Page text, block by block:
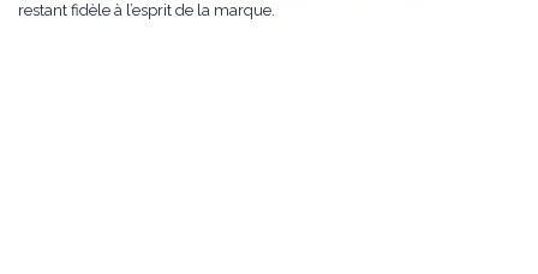
restant fidèle à l’esprit de la marque.